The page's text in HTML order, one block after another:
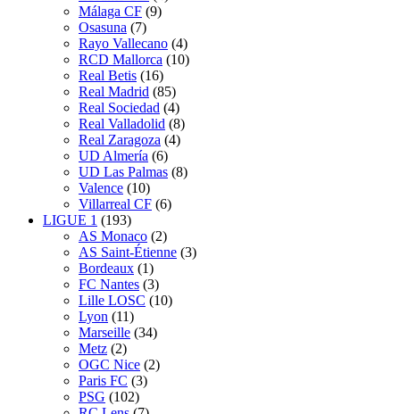
Málaga CF (9)
Osasuna (7)
Rayo Vallecano (4)
RCD Mallorca (10)
Real Betis (16)
Real Madrid (85)
Real Sociedad (4)
Real Valladolid (8)
Real Zaragoza (4)
UD Almería (6)
UD Las Palmas (8)
Valence (10)
Villarreal CF (6)
LIGUE 1 (193)
AS Monaco (2)
AS Saint-Étienne (3)
Bordeaux (1)
FC Nantes (3)
Lille LOSC (10)
Lyon (11)
Marseille (34)
Metz (2)
OGC Nice (2)
Paris FC (3)
PSG (102)